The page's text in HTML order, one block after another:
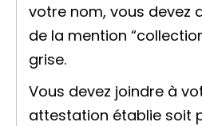
votre nom, vous devez
de la mention
grise.
Vous devez joindre à
attestation établie soit